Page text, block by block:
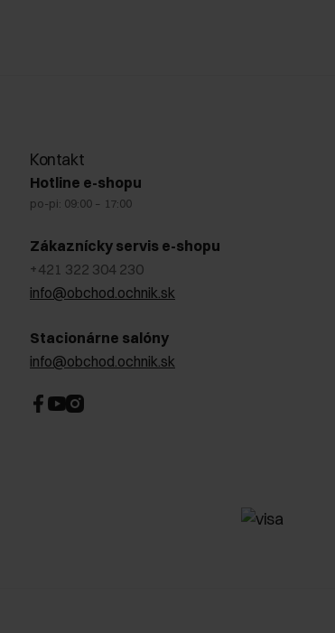
Kontakt
Hotline e-shopu
po-pi: 09:00 – 17:00
Zákaznícky servis e-shopu
+421 322 304 230
info@obchod.ochnik.sk
Stacionárne salóny
info@obchod.ochnik.sk